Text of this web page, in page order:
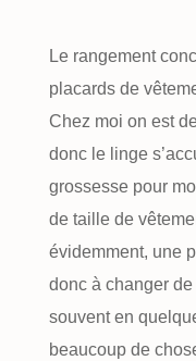
Le rangement
placards de
Chez moi on est
donc le linge
grossesse pour
de taille de
évidemment, une
donc à changer
souvent en
beaucoup de